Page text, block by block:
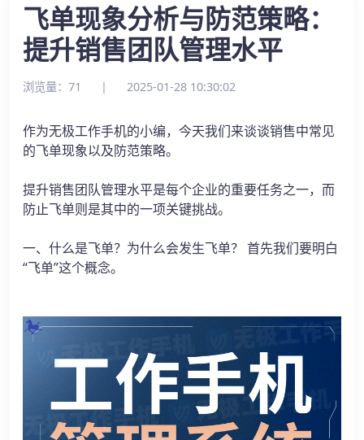
飞单现象分析与防范策略：
提升销售团队管理水平
浏览量：71 | 2025-01-28 10:30:02
作为无极工作手机的小编，今天我们来谈谈销售中常见
的飞单现象以及防范策略。
提升销售团队管理水平是每个企业的重要任务之一，而
防止飞单则是其中的一项关键挑战。
一、什么是飞单？为什么会发生飞单？ 首先我们要明白
“飞单”这个概念。